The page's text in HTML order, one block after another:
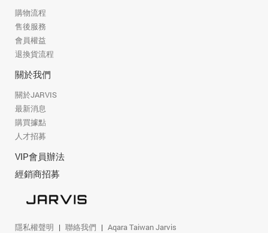
購物流程
售後服務
會員權益
退換貨流程
關於我們
關於JARVIS
最新消息
購買據點
人才招募
VIP會員辦法
經銷商招募
隱私權聲明 聯絡我們 Aqara Taiwan Jarvis
查看我的最愛
加入 JARVIS VIP